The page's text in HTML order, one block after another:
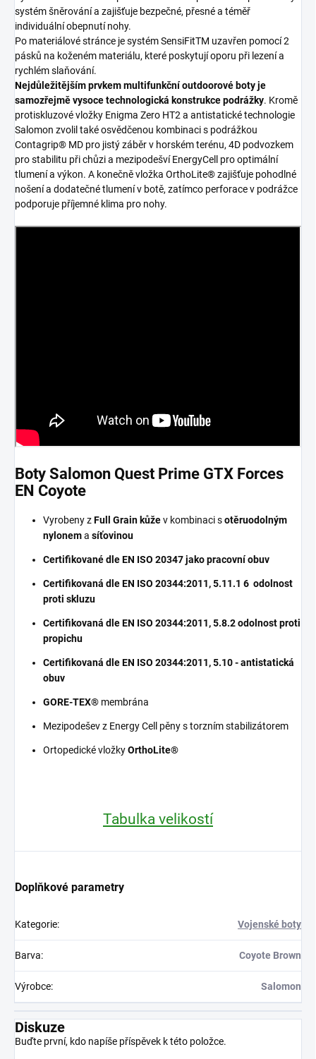
systém šněrování a zajišťuje bezpečné, přesné a téměř
individuální obepnutí nohy.
Po materiálové stránce je systém SensiFitTM uzavřen pomocí 2
pásků na koženém materiálu, které poskytují oporu při lezení a
rychlém slaňování.
Nejdůležitějším prvkem multifunkční outdoorové boty je
samozřejmě vysoce technologická konstrukce podrážky. Kromě
protiskluzové vložky Enigma Zero HT2 a antistatické technologie
Salomon zvolil také osvědčenou kombinaci s podrážkou
Contagrip® MD pro jistý záběr v horském terénu, 4D podvozkem
pro stabilitu při chůzi a mezipodešví EnergyCell pro optimální
tlumení a výkon. A konečně vložka OrthoLite® zajišťuje pohodlné
nošení a dodatečné tlumení v botě, zatímco perforace v podrážce
podporuje příjemné klima pro nohy.
Boty Salomon Quest Prime GTX Forces
EN Coyote
Vyrobeny zFull Grain kůžev kombinaci sotěruodolným
nylonema síťovinou
Certifikované dle EN ISO 20347 jako pracovní obuv
Certifikovaná dle EN ISO 20344:2011, 5.11.1 6 odolnost
proti skluzu
Certifikovaná dle EN ISO 20344:2011, 5.8.2 odolnost proti
propichu
Certifikovaná dle EN ISO 20344:2011, 5.10 - antistatická
obuv
GORE-TEX® membrána
Mezipodešev z Energy Cell pěny s torzním stabilizátorem
Ortopedické vložkyOrthoLite®
Tabulka velikostí
Doplňkové parametry
Kategorie: Vojenské boty
Barva: Coyote Brown
Výrobce: Salomon
Diskuze
Buďte první, kdo napíše příspěvek k této položce.